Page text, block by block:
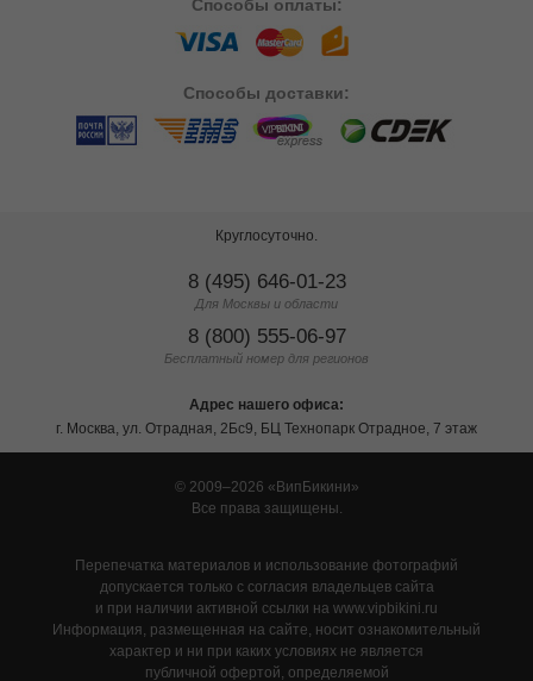
Способы оплаты:
Способы доставки:
Круглосуточно.
8 (495) 646-01-23
Для Москвы и области
8 (800) 555-06-97
Бесплатный номер для регионов
Адрес нашего офиса:
г. Москва, ул. Отрадная, 2Бс9, БЦ Технопарк Отрадное, 7 этаж
© 2009–2026
ВипБикини
Все права защищены.
Перепечатка материалов и использование фотографий
допускается только с согласия владельцев сайта
и при наличии активной ссылки на www.vipbikini.ru
Информация, размещенная на сайте, носит ознакомительный
характер и ни при каких условиях не является
публичной офертой, определяемой